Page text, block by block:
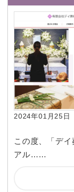
2024年01月25日
この度、「デ
アル……